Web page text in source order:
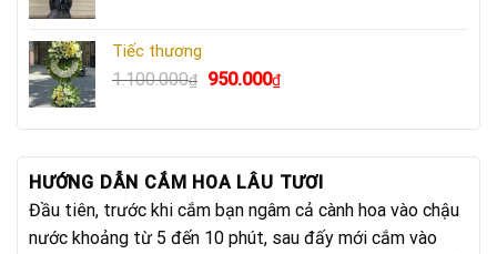
750.000₫.
640.000₫.
Tiếc thương
1.100.000₫
Giá
là:
950.000₫Giá
tại
950.000₫.
HƯỚNG DẪN CẮM HOA LÂU TƯƠI
Đầu tiên, trước khi cắm bạn ngâm cả cành hoa vào chậu
nước khoảng từ 5 đến 10 phút, sau đấy mới cắm vào